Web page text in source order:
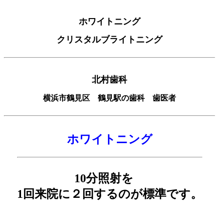
ホワイトニング
クリスタルブライトニング
北村歯科
横浜市鶴見区 鶴見駅の歯科 歯医者
ホワイトニング
10分照射を
1回来院に２回するのが標準です。